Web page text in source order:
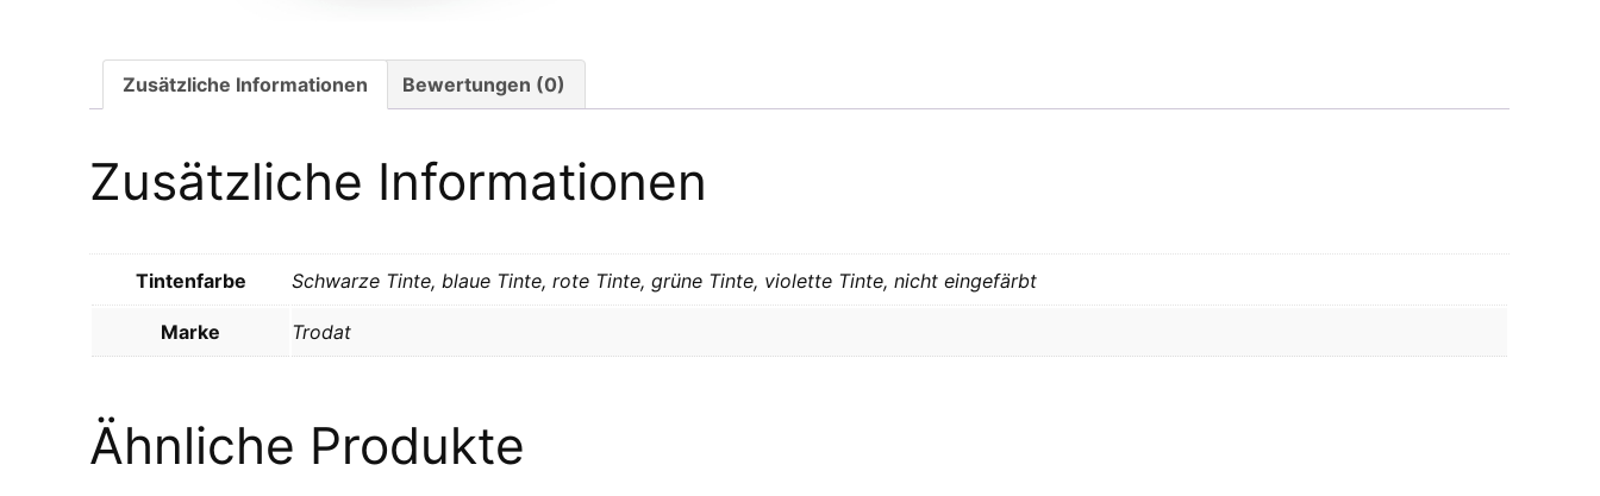
Zusätzliche Informationen Bewertungen (0)
Zusätzliche Informationen
Tintenfarbe Schwarze Tinte, blaue Tinte, rote Tinte, grüne Tinte, violette Tinte, nicht eingefärbt
Marke Trodat
Ähnliche Produkte